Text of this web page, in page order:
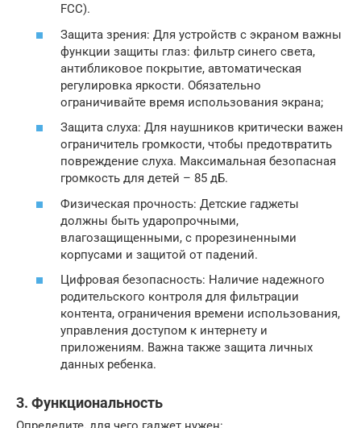
FCC).
Защита зрения: Для устройств с экраном важны
функции защиты глаз: фильтр синего света,
антибликовое покрытие, автоматическая
регулировка яркости. Обязательно
ограничивайте время использования экрана;
Защита слуха: Для наушников критически важен
ограничитель громкости, чтобы предотвратить
повреждение слуха. Максимальная безопасная
громкость для детей – 85 дБ.
Физическая прочность: Детские гаджеты
должны быть ударопрочными,
влагозащищенными, с прорезиненными
корпусами и защитой от падений.
Цифровая безопасность: Наличие надежного
родительского контроля для фильтрации
контента, ограничения времени использования,
управления доступом к интернету и
приложениям. Важна также защита личных
данных ребенка.
3. Функциональность